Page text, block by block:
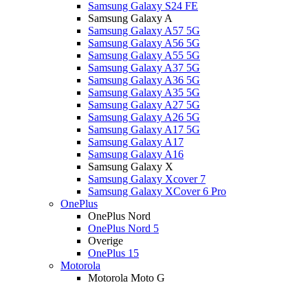
Samsung Galaxy S24 FE
Samsung Galaxy A
Samsung Galaxy A57 5G
Samsung Galaxy A56 5G
Samsung Galaxy A55 5G
Samsung Galaxy A37 5G
Samsung Galaxy A36 5G
Samsung Galaxy A35 5G
Samsung Galaxy A27 5G
Samsung Galaxy A26 5G
Samsung Galaxy A17 5G
Samsung Galaxy A17
Samsung Galaxy A16
Samsung Galaxy X
Samsung Galaxy Xcover 7
Samsung Galaxy XCover 6 Pro
OnePlus
OnePlus Nord
OnePlus Nord 5
Overige
OnePlus 15
Motorola
Motorola Moto G